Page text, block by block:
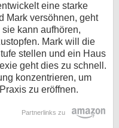
eine starke
Mark versöhnen, geht
kann aufhören,
Mark will die
stellen und ein Haus
geht dies zu schnell.
konzentrieren, um
zu eröffnen.
Partnerlinks zu